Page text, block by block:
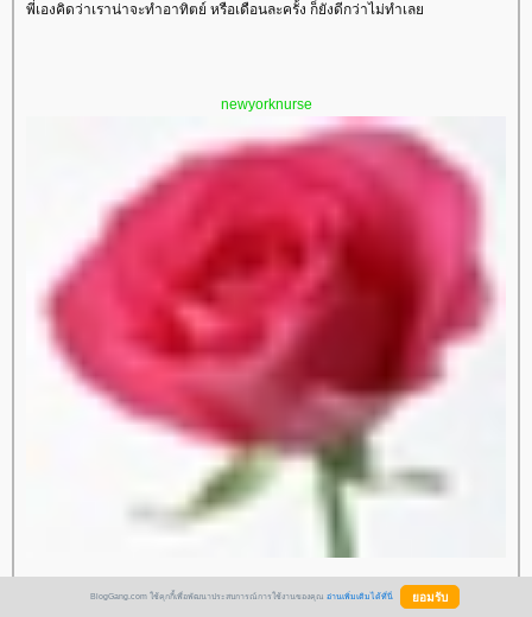
พี่เองคิดว่าเราน่าจะทำอาทิตย์ หรือเดือนละครั้ง ก็ยังดีกว่าไม่ทำเล
newyorknurse
newyorknurse 10 มีนาคม 2556
BlogGang.com ใช้คุกกี้เพื่อพัฒนาประสบการณ์การใช้งานของคุณ อ่านเพิ่มเติมได้ที่นี่